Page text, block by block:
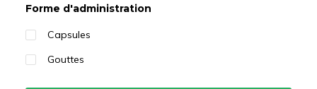
Forme d'administration
Capsules
Gouttes